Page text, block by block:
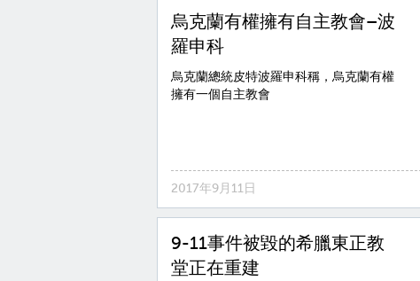
烏克蘭有權擁有自主教會–波
羅申科
烏克蘭總統皮特波羅申科稱，烏克蘭有權
擁有一個自主教會
2017年9月11日
9-11事件被毀的希臘東正教
堂正在重建